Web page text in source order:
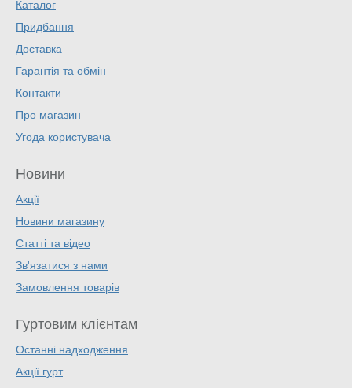
Каталог
Придбання
Доставка
Гарантія та обмін
Контакти
Про магазин
Угода користувача
Новини
Акції
Новини магазину
Статті та відео
Зв'язатися з нами
Замовлення товарів
Гуртовим клієнтам
Останні надходження
Акції гурт